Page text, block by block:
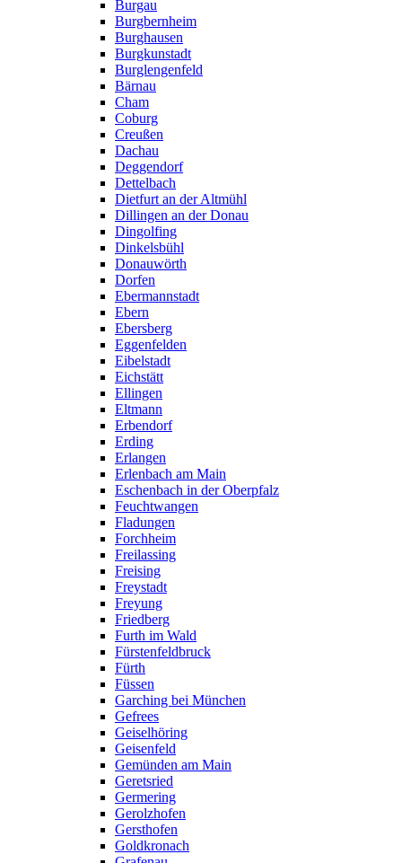
Burgau
Burgbernheim
Burghausen
Burgkunstadt
Burglengenfeld
Bärnau
Cham
Coburg
Creußen
Dachau
Deggendorf
Dettelbach
Dietfurt an der Altmühl
Dillingen an der Donau
Dingolfing
Dinkelsbühl
Donauwörth
Dorfen
Ebermannstadt
Ebern
Ebersberg
Eggenfelden
Eibelstadt
Eichstätt
Ellingen
Eltmann
Erbendorf
Erding
Erlangen
Erlenbach am Main
Eschenbach in der Oberpfalz
Feuchtwangen
Fladungen
Forchheim
Freilassing
Freising
Freystadt
Freyung
Friedberg
Furth im Wald
Fürstenfeldbruck
Fürth
Füssen
Garching bei München
Gefrees
Geiselhöring
Geisenfeld
Gemünden am Main
Geretsried
Germering
Gerolzhofen
Gersthofen
Goldkronach